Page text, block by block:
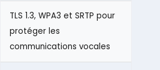
TLS 1.3, WPA3 et SRTP pour
protéger les
communications vocales